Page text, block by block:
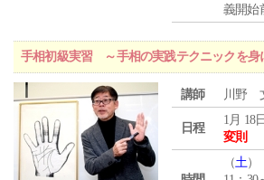
義開始
手相初級実習 ～手相の実践テクニックを身
講師 川野
日程
1月 18
変則
（土）